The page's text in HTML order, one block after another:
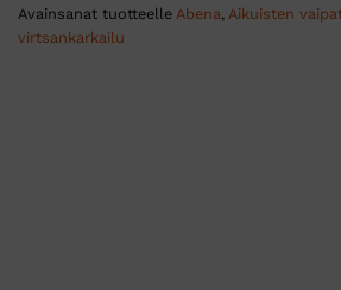
Avainsanat tuotteelle Abena, Aikuisten
virtsankarkailu